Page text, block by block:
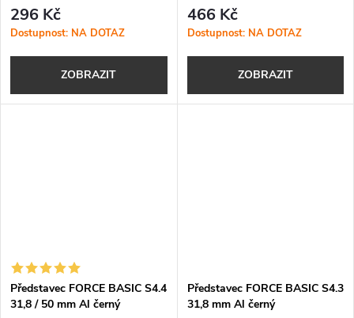
296 Kč
Dostupnost: NA DOTAZ
ZOBRAZIT
466 Kč
Dostupnost: NA DOTAZ
ZOBRAZIT
Představec FORCE BASIC S4.4
31,8 / 50 mm Al černý
Představec FORCE BASIC S4.3
31,8 mm Al černý